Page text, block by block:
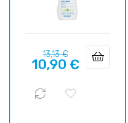
Prix
habituel
13,13 €Prix
10,90 €